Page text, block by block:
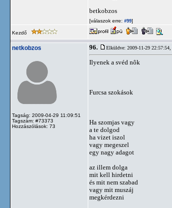
betkobzos
[válaszok erre: #99]
Kezdő
netkobzos
Tagság: 2009-04-29 11:09:51
Tagszám: #73373
Hozzászólások: 73
96. Elküldve: 2009-11-29 22:57:54,
Ilyenek a svéd nôk
Furcsa szokások
Ha szomjas vagy
a te dolgod
ha vizet iszol
vagy megeszel
egy nagy adagot
az illem dolga
mit kell hirdetni
és mit nem szabad
vagy mit muszáj
megkérdezni